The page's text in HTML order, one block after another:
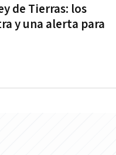
de Tierras: los
y una alerta para